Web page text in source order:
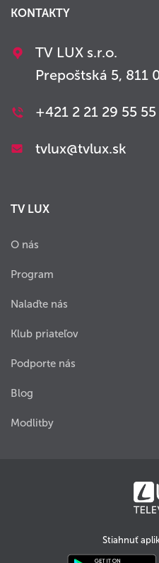
KONTAKTY
TV LUX s.r.o.
Prepoštská 5, 811
+421 2 21 29 55 55
tvlux@tvlux.sk
TV LUX
O nás
Program
Nalaďte nás
Klub priateľov
Podporte nás
Blog
Modlitby
Stiahnuť